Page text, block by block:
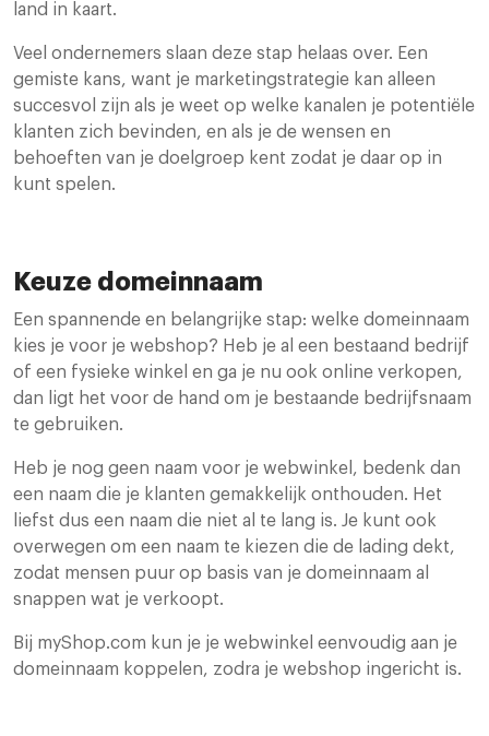
land in kaart.
Veel ondernemers slaan deze stap helaas over. Een
gemiste kans, want je marketingstrategie kan alleen
succesvol zijn als je weet op welke kanalen je potentiële
klanten zich bevinden, en als je de wensen en
behoeften van je doelgroep kent zodat je daar op in
kunt spelen.
Keuze domeinnaam
Een spannende en belangrijke stap: welke domeinnaam
kies je voor je webshop? Heb je al een bestaand bedrijf
of een fysieke winkel en ga je nu ook online verkopen,
dan ligt het voor de hand om je bestaande bedrijfsnaam
te gebruiken.
Heb je nog geen naam voor je webwinkel, bedenk dan
een naam die je klanten gemakkelijk onthouden. Het
liefst dus een naam die niet al te lang is. Je kunt ook
overwegen om een naam te kiezen die de lading dekt,
zodat mensen puur op basis van je domeinnaam al
snappen wat je verkoopt.
Bij myShop.com kun je je webwinkel eenvoudig aan je
domeinnaam koppelen, zodra je webshop ingericht is.